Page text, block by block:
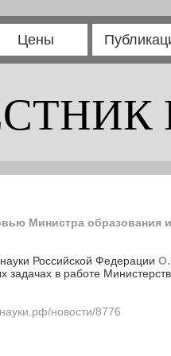
Цены
Министра образования
Российской Федерации
задачах в работе
новости/8776